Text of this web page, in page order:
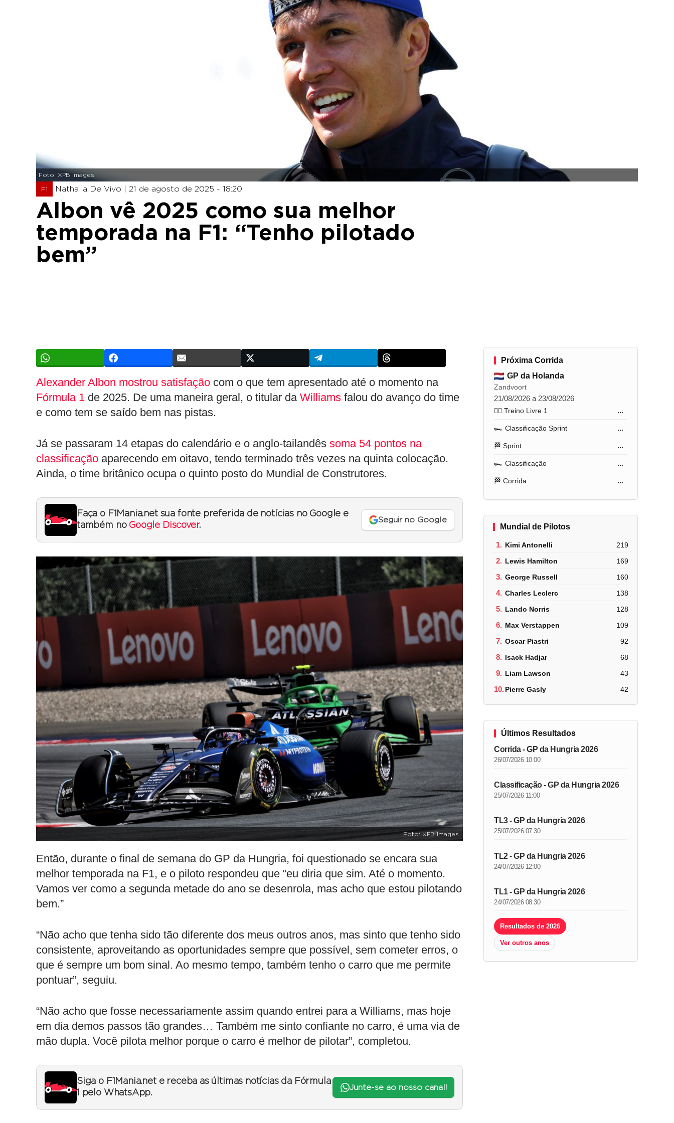
Foto: XPB Images
F1 Nathalia De Vivo | 21 de agosto de 2025 - 18:20
Albon vê 2025 como sua melhor
temporada na F1: “Tenho pilotado
bem”
Alexander Albon mostrou satisfação com o que tem apresentado até o momento na
Fórmula 1 de 2025. De uma maneira geral, o titular da Williams falou do avanço do time
e como tem se saído bem nas pistas.
Já se passaram 14 etapas do calendário e o anglo-tailandês soma 54 pontos na
classificação aparecendo em oitavo, tendo terminado três vezes na quinta colocação.
Ainda, o time britânico ocupa o quinto posto do Mundial de Construtores.
Faça o F1Mania.net sua fonte preferida de notícias no Google e
também no Google Discover.
Seguir no Google
Foto: XPB Images
Então, durante o final de semana do GP da Hungria, foi questionado se encara sua
melhor temporada na F1, e o piloto respondeu que “eu diria que sim. Até o momento.
Vamos ver como a segunda metade do ano se desenrola, mas acho que estou pilotando
bem.”
“Não acho que tenha sido tão diferente dos meus outros anos, mas sinto que tenho sido
consistente, aproveitando as oportunidades sempre que possível, sem cometer erros, o
que é sempre um bom sinal. Ao mesmo tempo, também tenho o carro que me permite
pontuar”, seguiu.
“Não acho que fosse necessariamente assim quando entrei para a Williams, mas hoje
em dia demos passos tão grandes… Também me sinto confiante no carro, é uma via de
mão dupla. Você pilota melhor porque o carro é melhor de pilotar”, completou.
Siga o F1Mania.net e receba as últimas notícias da Fórmula
1 pelo WhatsApp.
Junte-se ao nosso canal!
Próxima Corrida
GP da Holanda
Zandvoort
21/08/2026 a 23/08/2026
🏋️‍♂️ Treino Livre 1 ...
🏎️ Classificação Sprint ...
🏁 Sprint ...
🏎️ Classificação ...
🏁 Corrida ...
Mundial de Pilotos
1. Kimi Antonelli 219
2. Lewis Hamilton 169
3. George Russell 160
4. Charles Leclerc 138
5. Lando Norris 128
6. Max Verstappen 109
7. Oscar Piastri 92
8. Isack Hadjar 68
9. Liam Lawson 43
10.Pierre Gasly 42
Últimos Resultados
Corrida - GP da Hungria 2026
26/07/2026 10:00
Classificação - GP da Hungria 2026
25/07/2026 11:00
TL3 - GP da Hungria 2026
25/07/2026 07:30
TL2 - GP da Hungria 2026
24/07/2026 12:00
TL1 - GP da Hungria 2026
24/07/2026 08:30
Resultados de 2026
Ver outros anos